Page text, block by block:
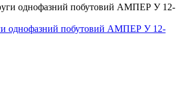
однофазний побутовий АМПЕР У 12-